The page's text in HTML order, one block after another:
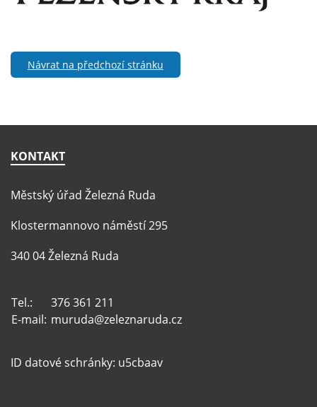
Návrat na předchozí stránku
KONTAKT
Městský úřad Železná Ruda
Klostermannovo náměstí 295
340 04 Železná Ruda
Tel.:
376 361 211
E-mail: muruda@zeleznaruda.cz
ID datové schránky: u5cbaav